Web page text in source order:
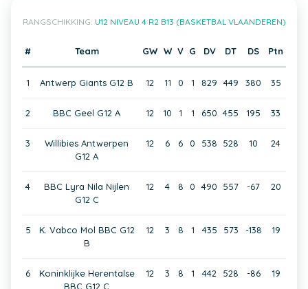
RANGSCHIKKING: U12 NIVEAU 4 R2 B13 (BASKETBAL VLAANDEREN)
# Team GW W V G DV DT DS Ptn
1 Antwerp Giants G12 B 12 11 0 1 829 449 380 35
2 BBC Geel G12 A 12 10 1 1 650 455 195 33
3
Willibies Antwerpen
G12 A
12 6 6 0 538 528 10 24
4
BBC Lyra Nila Nijlen
G12 C
12 4 8 0 490 557 -67 20
5
K. Vabco Mol BBC G12
B
12 3 8 1 435 573 -138 19
6
Koninklijke Herentalse
BBC G12 C
12 3 8 1 442 528 -86 19